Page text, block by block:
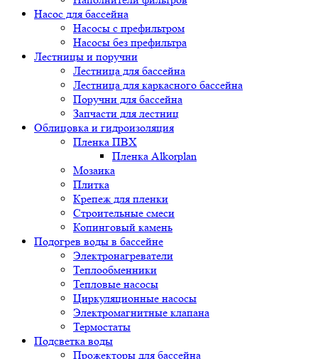
Насос для бассейна
Насосы с префильтром
Насосы без префильтра
Лестницы и поручни
Лестница для бассейна
Лестница для каркасного бассейна
Поручни для бассейна
Запчасти для лестниц
Облицовка и гидроизоляция
Пленка ПВХ
Пленка Alkorplan
Мозаика
Плитка
Крепеж для пленки
Строительные смеси
Копинговый камень
Подогрев воды в бассейне
Электронагреватели
Теплообменники
Тепловые насосы
Циркуляционные насосы
Электромагнитные клапана
Термостаты
Подсветка воды
Прожекторы для бассейна